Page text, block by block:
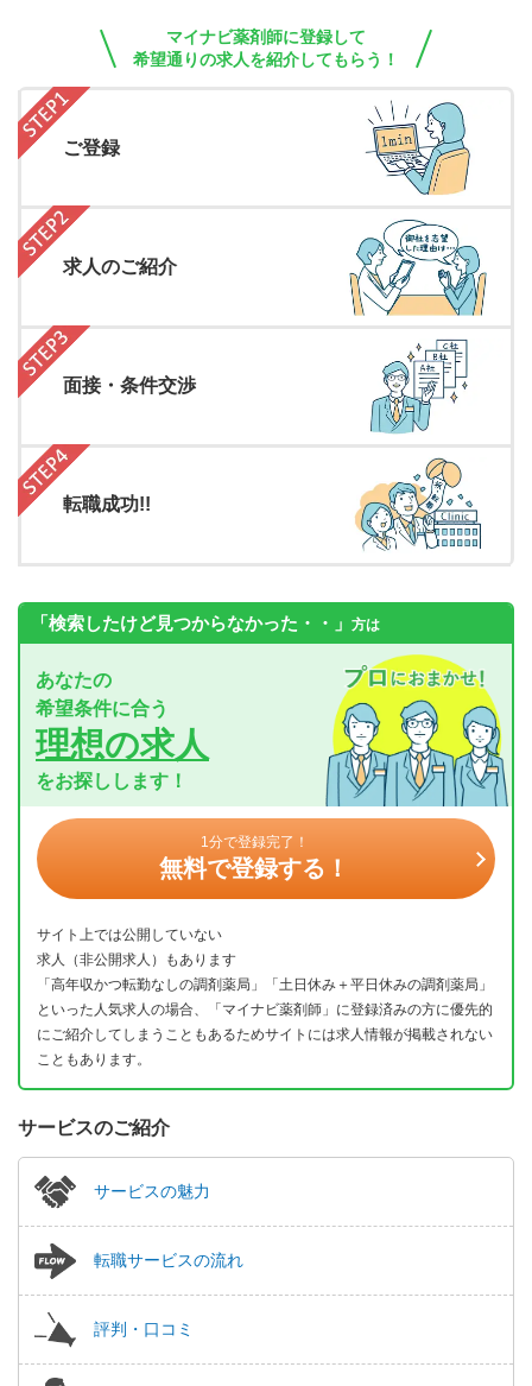
マイナビ薬剤師に登録して
希望通りの求人を紹介してもらう！
ご登録
求人のご紹介
面接・条件交渉
転職成功!!
「検索したけど見つからなかった・・」 方は
あなたの
希望条件に合う
理想の求人
をお探しします！
1分で登録完了！
無料で登録する！
サイト上では公開していない
求人（非公開求人）もあります
「高年収かつ転勤なしの調剤薬局」「土日休み＋平日休みの調剤薬局」
といった人気求人の場合、「マイナビ薬剤師」に登録済みの方に優先的
にご紹介してしまうこともあるためサイトには求人情報が掲載されない
こともあります。
サービスのご紹介
サービスの魅力
転職サービスの流れ
評判・口コミ